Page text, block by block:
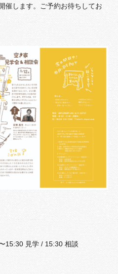
催します。ご予約お待ちしてお
15:30 見学 / 15:30 相談